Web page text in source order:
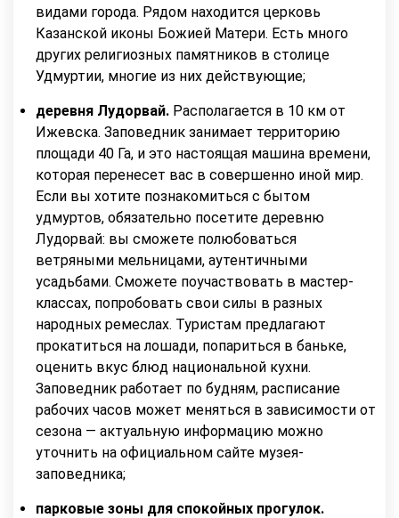
видами города. Рядом находится церковь
Казанской иконы Божией Матери. Есть много
других религиозных памятников в столице
Удмуртии, многие из них действующие;
деревня Лудорвай. Располагается в 10 км от
Ижевска. Заповедник занимает территорию
площади 40 Га, и это настоящая машина времени,
которая перенесет вас в совершенно иной мир.
Если вы хотите познакомиться с бытом
удмуртов, обязательно посетите деревню
Лудорвай: вы сможете полюбоваться
ветряными мельницами, аутентичными
усадьбами. Сможете поучаствовать в мастер-
классах, попробовать свои силы в разных
народных ремеслах. Туристам предлагают
прокатиться на лошади, попариться в баньке,
оценить вкус блюд национальной кухни.
Заповедник работает по будням, расписание
рабочих часов может меняться в зависимости от
сезона — актуальную информацию можно
уточнить на официальном сайте музея-
заповедника;
парковые зоны для спокойных прогулок.